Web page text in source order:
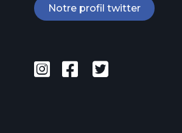
Notre profil twitter